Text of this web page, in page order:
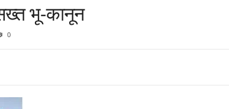
भू-कानून
0